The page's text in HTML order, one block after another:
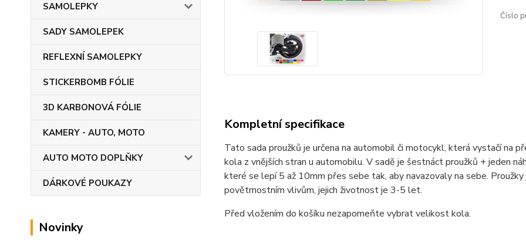
SAMOLEPKY
SADY SAMOLEPEK
REFLEXNÍ SAMOLEPKY
STICKERBOMB FÓLIE
3D KARBONOVÁ FÓLIE
KAMERY - AUTO, MOTO
AUTO MOTO DOPLŇKY
DÁRKOVÉ POUKAZY
Novinky
Číslo
Kompletní specifikace
Tato sada proužků je určena na automobil či motocykl, která vystačí na
kola z vnějších stran u automobilu. V sadě je šestnáct proužků + jeden
které se lepí 5 až 10mm přes sebe tak, aby navazovaly na sebe.
povětrnostním vlivům, jejich životnost je 3-5 let.
Před vložením do košíku nezapomeňte vybrat velikost kola.